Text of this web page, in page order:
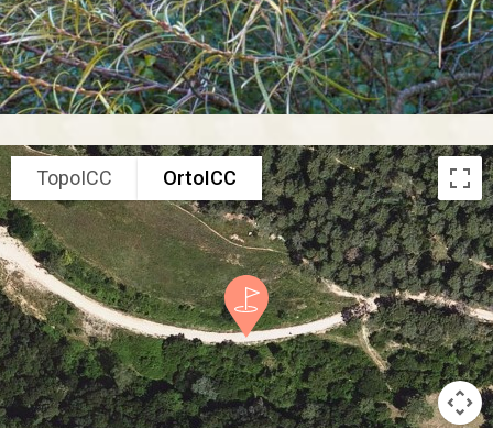
TopoICC OrtoICC